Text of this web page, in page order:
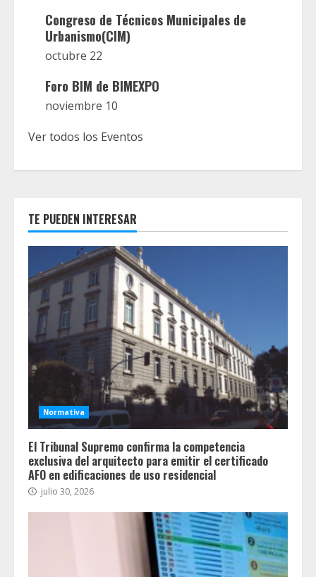
Congreso de Técnicos Municipales de
Urbanismo(CIM)
octubre 22
Foro BIM de BIMEXPO
noviembre 10
Ver todos los Eventos
TE PUEDEN INTERESAR
Normativa
El Tribunal Supremo confirma la competencia
exclusiva del arquitecto para emitir el certificado
AFO en edificaciones de uso residencial
julio 30, 2026